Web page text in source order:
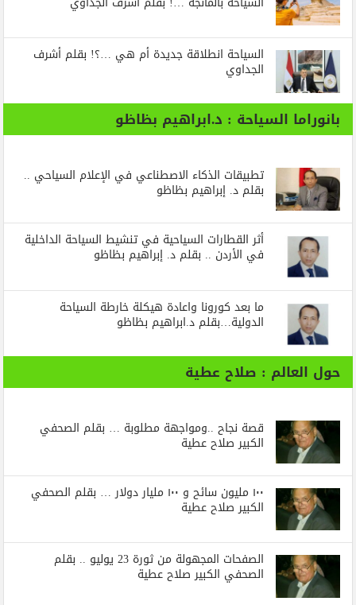
السياحة انطلاقة جديدة أم هي …؟! بقلم أشرف
الجداوي
بانوراما السياحة : د.ابراهيم بظاظو
تطبيقات الذكاء الاصطناعي في الإعلام السياحي ..
بقلم د. إبراهيم بظاظو
أثر القطارات السياحية في تنشيط السياحة الداخلية
في الأردن .. بقلم د. إبراهيم بظاظو
ما بعد كورونا واعادة هيكلة خارطة السياحة
الدولية…بقلم د.ابراهيم بظاظو
حول العالم : صلاح عطية
قصة نجاح ..ومواجهة مطلوبة … بقلم الصحفي
الكبير صلاح عطية
١٠٠ مليون سائح و ١٠٠ مليار دولار … بقلم الصحفي
الكبير صلاح عطية
الصفحات المجهولة من ثورة 23 يوليو .. بقلم
الصحفي الكبير صلاح عطية